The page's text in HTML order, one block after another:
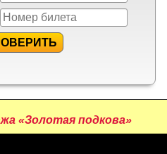
«Золотая подкова»